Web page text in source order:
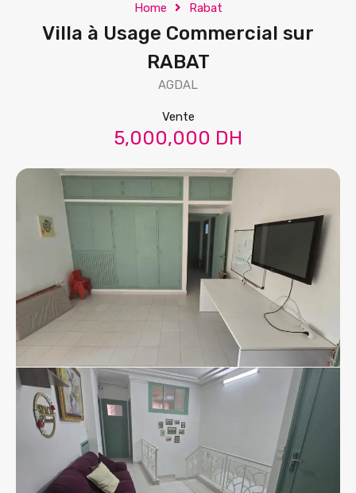
Home Rabat
Villa à Usage Commercial sur
RABAT
AGDAL
Vente
5,000,000 DH